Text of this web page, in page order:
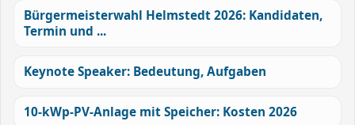
Bürgermeisterwahl Helmstedt 2026: Kandidaten,
Termin und ...
Keynote Speaker: Bedeutung, Aufgaben
10-kWp-PV-Anlage mit Speicher: Kosten 2026